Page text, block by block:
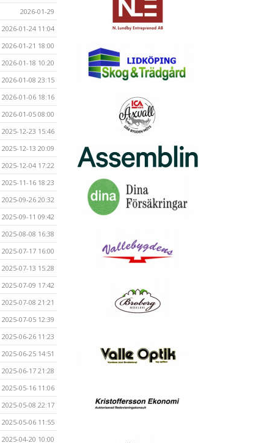
2026-01-29
2026-01-24 11:04
2026-01-21 18:00
2026-01-18 10:20
2026-01-08 23:15
2026-01-06 18:16
2026-01-05 08:00
2025-12-23 15:46
2025-12-13 20:09
2025-12-04 17:22
2025-11-16 18:23
2025-09-26 20:32
2025-09-11 09:42
2025-08-08 16:38
2025-07-17 16:00
2025-07-13 15:28
2025-07-09 17:42
2025-07-08 21:21
2025-07-05 12:39
2025-06-26 11:23
2025-06-25 14:51
2025-06-17 21:28
2025-05-16 11:06
2025-05-08 22:17
2025-05-06 11:55
2025-04-20 10:00